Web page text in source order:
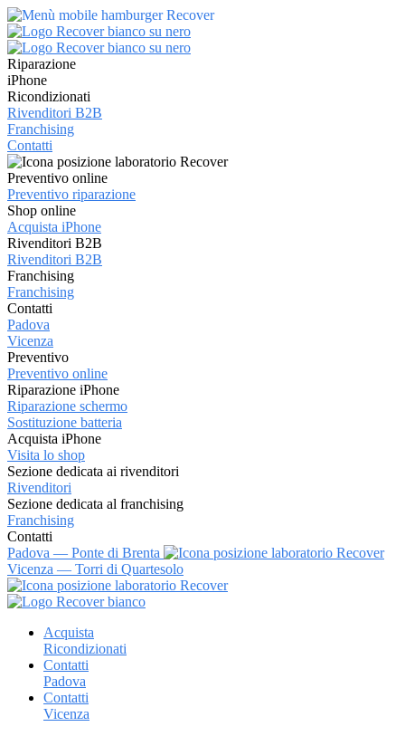
Riparazione
iPhone
Ricondizionati
Rivenditori B2B
Franchising
Contatti
Preventivo online
Preventivo riparazione
Shop online
Acquista iPhone
Rivenditori B2B
Rivenditori B2B
Franchising
Franchising
Contatti
Padova
Vicenza
Preventivo
Preventivo online
Riparazione iPhone
Riparazione schermo
Sostituzione batteria
Acquista iPhone
Visita lo shop
Sezione dedicata ai rivenditori
Rivenditori
Sezione dedicata al franchising
Franchising
Contatti
Padova — Ponte di Brenta
Vicenza — Torri di Quartesolo
Vai
contenutoAcquista
Ricondizionati
Contatti
Padova
Contatti
Vicenza